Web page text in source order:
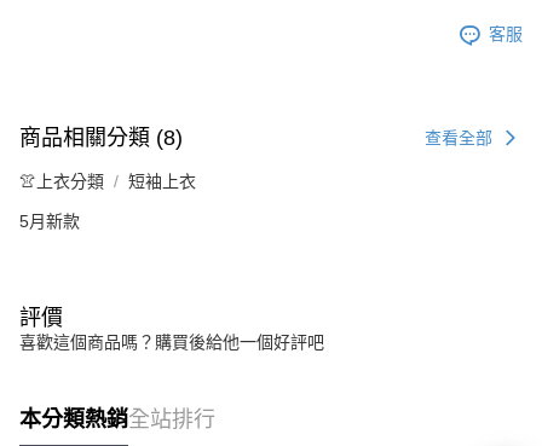
客服
商品相關分類 (8) 查看全部
👚上衣分類 短袖上衣
5月新款
評價
喜歡這個商品嗎？購買後給他一個好評吧
本分類熱銷全站排行